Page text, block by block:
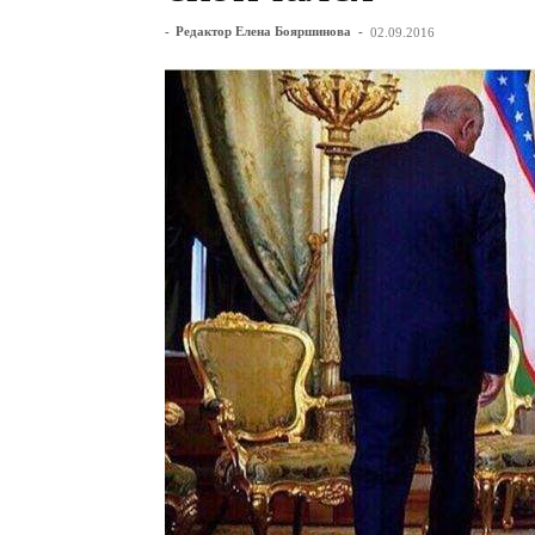
- Редактор Елена Бояршинова - 02.09.2016